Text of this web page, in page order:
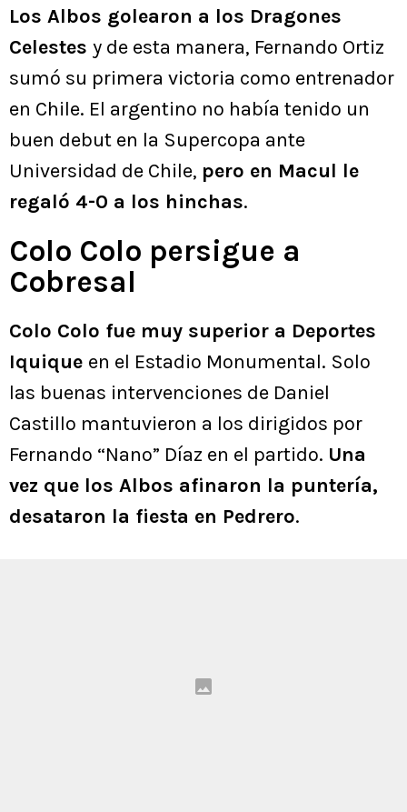
Los Albos golearon a los Dragones
Celestes y de esta manera, Fernando Ortiz
sumó su primera victoria como entrenador
en Chile. El argentino no había tenido un
buen debut en la Supercopa ante
Universidad de Chile, pero en Macul le
regaló 4-0 a los hinchas.
Colo Colo persigue a
Cobresal
Colo Colo fue muy superior a Deportes
Iquique en el Estadio Monumental. Solo
las buenas intervenciones de Daniel
Castillo mantuvieron a los dirigidos por
Fernando “Nano” Díaz en el partido. Una
vez que los Albos afinaron la puntería,
desataron la fiesta en Pedrero.